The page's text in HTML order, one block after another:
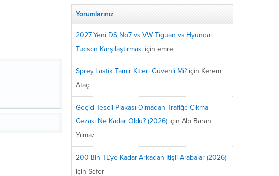
Yorumlarınız
2027 Yeni DS No7 vs VW Tiguan vs Hyundai
Tucson Karşılaştırması için emre
Sprey Lastik Tamir Kitleri Güvenli Mi? için Kerem
Ataç
Geçici Tescil Plakası Olmadan Trafiğe Çıkma
Cezası Ne Kadar Oldu? (2026) için Alp Baran
Yılmaz
200 Bin TL’ye Kadar Arkadan İtişli Arabalar (2026)
için Sefer